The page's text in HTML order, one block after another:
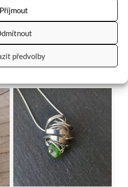
Příjmout
předvolby
čistí a chrání auru, zajišťuje